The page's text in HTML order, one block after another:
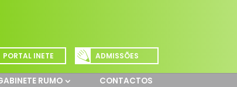
PORTAL INETE ADMISSÕES
RUMO CONTACTOS